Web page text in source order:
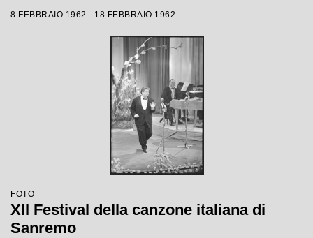
8 FEBBRAIO 1962 - 18 FEBBRAIO 1962
FOTO
XII Festival della canzone italiana di
Sanremo